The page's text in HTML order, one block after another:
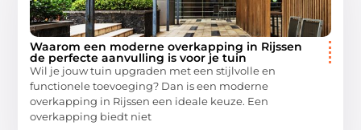
Waarom een moderne overkapping in Rijssen
de perfecte aanvulling is voor je tuin
Wil je jouw tuin upgraden met een stijlvolle en
functionele toevoeging? Dan is een moderne
overkapping in Rijssen een ideale keuze. Een
overkapping biedt niet